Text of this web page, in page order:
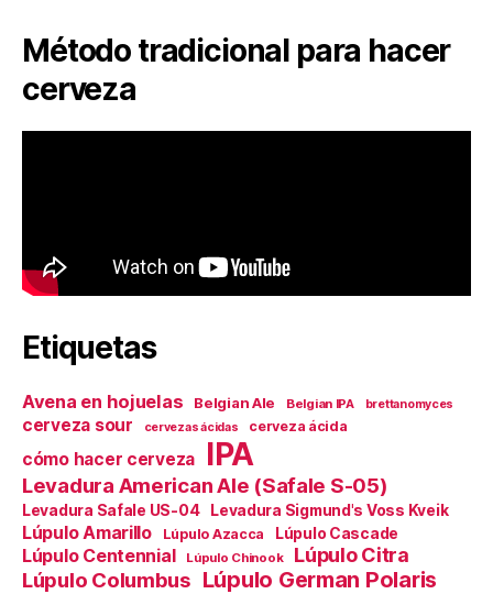
Método tradicional para hacer
cerveza
Etiquetas
Avena en hojuelas Belgian Ale Belgian IPA brettanomyces
cerveza sour cervezas ácidas cerveza ácida
cómo hacer cerveza IPA
Levadura American Ale (Safale S-05)
Levadura Safale US-04 Levadura Sigmund's Voss Kveik
Lúpulo Amarillo Lúpulo Azacca Lúpulo Cascade
Lúpulo Centennial Lúpulo Chinook Lúpulo Citra
Lúpulo Columbus Lúpulo German Polaris